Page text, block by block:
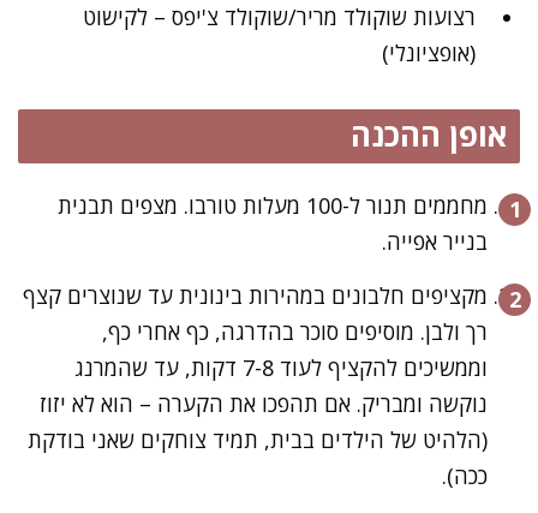
רצועות שוקולד מריר/שוקולד צ'יפס – לקישוט
(אופציונלי)
אופן ההכנה
מחממים תנור ל-100 מעלות טורבו. מצפים תבנית
בנייר אפייה.
מקציפים חלבונים במהירות בינונית עד שנוצרים קצף
רך ולבן. מוסיפים סוכר בהדרגה, כף אחרי כף,
וממשיכים להקציף לעוד 7-8 דקות, עד שהמרנג
נוקשה ומבריק. אם תהפכו את הקערה – הוא לא יזוז
(הלהיט של הילדים בבית, תמיד צוחקים שאני בודקת
ככה).